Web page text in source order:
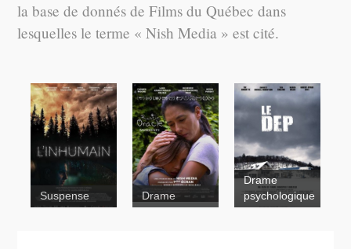
la base de donnés de Films du Québec dans
lesquelles le terme « Nish Media » est cité.
Suspense Drame
Drame
psychologique